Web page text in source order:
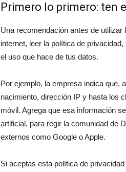
Primero lo primero: ten
Una recomendación antes de
internet, leer la política de
el uso que hace de tus datos.
Por ejemplo, la empresa indica que,
nacimiento, dirección IP y hasta los
móvil. Agrega que esa información
artificial, para regir la comunidad de
externos como Google o Apple.
Si aceptas esta política de